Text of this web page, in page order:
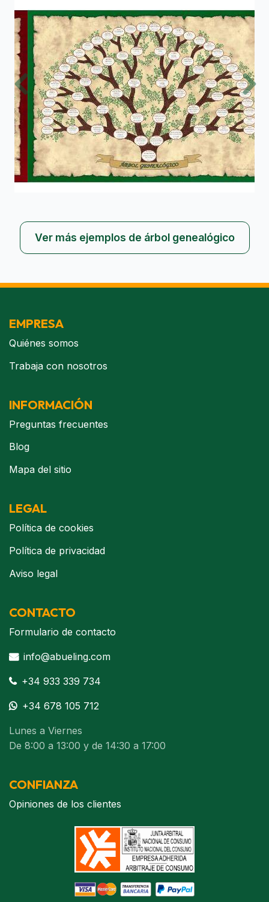
Previous
Ver más ejemplos de árbol genealógico
EMPRESA
Quiénes somos
Trabaja con nosotros
INFORMACIÓN
Preguntas frecuentes
Blog
Mapa del sitio
LEGAL
Política de cookies
Política de privacidad
Aviso legal
CONTACTO
Formulario de contacto
info@abueling.com
+34 933 339 734
+34 678 105 712
Lunes a Viernes
De 8:00 a 13:00 y de 14:30 a 17:00
CONFIANZA
Opiniones de los clientes